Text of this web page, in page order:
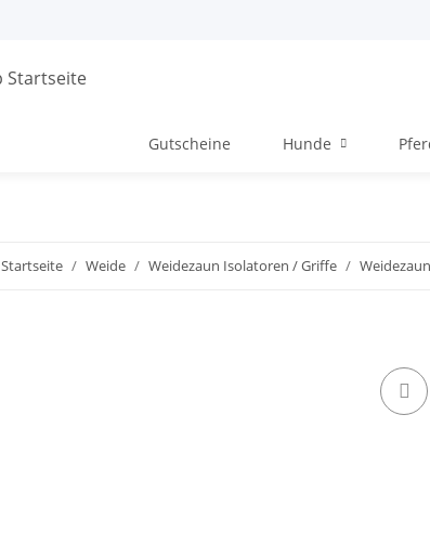
Gutscheine Hunde
Startseite Weide Weidezaun Isolatoren / Griffe